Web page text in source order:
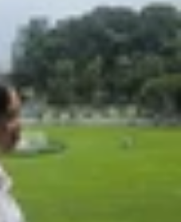
nhất? Tổng
đáng mua